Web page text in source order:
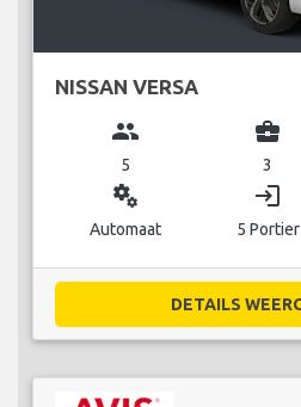
NISSAN VERSA
group
5
business_center
3
miscellaneous_services
Automaat
login
5 Portier
DETAILS